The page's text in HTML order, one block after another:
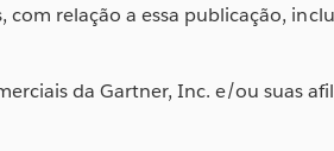
com relação a essa publicação,
da Gartner, Inc. e/ou suas